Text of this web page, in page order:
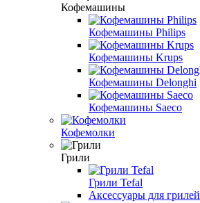
Кофемашины
Кофемашины Philips
Кофемашины Krups
Кофемашины Delonghi
Кофемашины Saeco
Кофемолки
Грили
Грили Tefal
Аксессуары для грилей